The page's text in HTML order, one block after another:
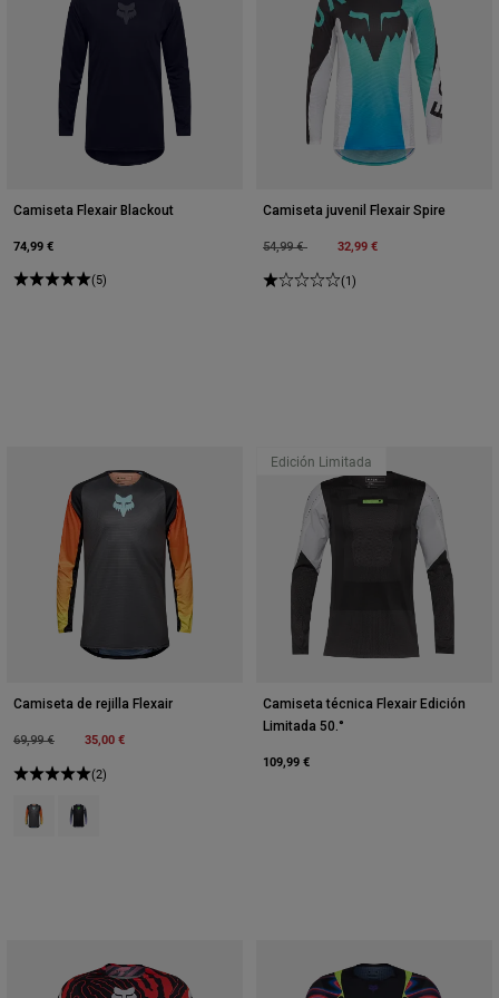
Camiseta Flexair Blackout
74,99 €
(5)
Camiseta juvenil Flexair Spire
Price reduced from
54,99 €to 32,99 €
(1)
Camiseta de rejilla Flexair
Price reduced from
69,99 €to 35,00 €
(2)
Product swatch type of Negro/Naranja.
Product swatch type of Negro/Morado.
Edición Limitada
Camiseta técnica Flexair Edición
Limitada 50.°
109,99 €